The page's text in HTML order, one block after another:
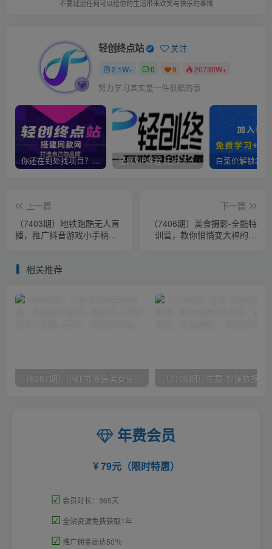
不要延迟任何可以给你的生活带来欢笑与快乐的事情
轻创终点站 关注
2.1W+ 0 9 20730W+
努力学习其实是一件很酷的事
你还在到处找项目？还在当韭菜？我靠卖项目一个月收入5万+，曾经我也是个失败者。 全网VIP课程 无损下载~
上一篇
（7403期）地铁跑酷无人直
播，推广抖音游戏小手柄，
下一篇
（7406期）美食摄影-全能特
训营，教你悄悄变大神的美
相关推荐
（6387期）小红书泳装美女变现，免费提供素材，收益无上限可矩阵（教程+素材）
年费会员
79元（限时特惠）
☑ 会员时长：365天
☑ 全站资源免费获取1年
☑ 推广佣金高达50％